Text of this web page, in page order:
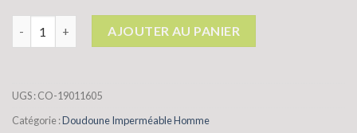
quantité de doudoune imperméable homme
AJOUTER AU PANIER
UGS :CO-19011605
Catégorie :Doudoune Imperméable Homme